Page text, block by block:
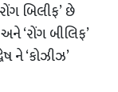
બિલીફ’ છે
‘રોંગ બીલિફ’
ને ‘કોઝીઝ’